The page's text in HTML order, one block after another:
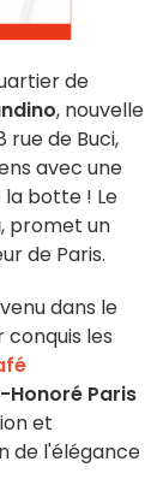
de
, nouvelle
rue de Buci,
avec une
botte ! Le
, promet un
de Paris.
dans le
conquis les
Honoré Paris
et
de l'élégance